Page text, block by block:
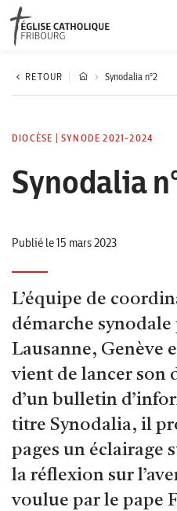
Région diocésaine
Agenda
RETOUR Synodalia n°2
DIOCÈSE |SYNODE 2021-2024
Synodalia
Publié le 15 mars 2023
L’équipe de
démarche
Lausanne, Genève
vient de lancer son
d’un bulletin
titre Synodalia, il
pages un éclairage
la réflexion sur
voulue par le pape